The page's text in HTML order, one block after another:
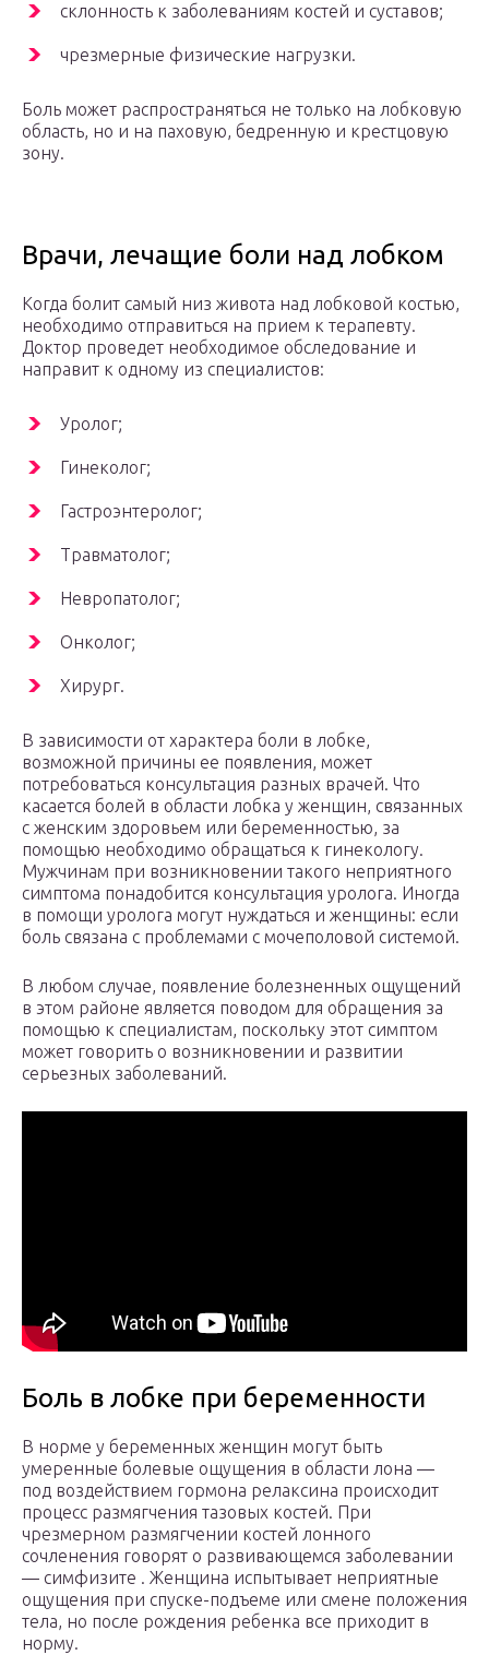
склонность к заболеваниям костей и суставов;
чрезмерные физические нагрузки.
Боль может распространяться не только на лобковую
область, но и на паховую, бедренную и крестцовую
зону.
Врачи, лечащие боли над лобком
Когда болит самый низ живота над лобковой костью,
необходимо отправиться на прием к терапевту.
Доктор проведет необходимое обследование и
направит к одному из специалистов:
Уролог;
Гинеколог;
Гастроэнтеролог;
Травматолог;
Невропатолог;
Онколог;
Хирург.
В зависимости от характера боли в лобке,
возможной причины ее появления, может
потребоваться консультация разных врачей. Что
касается болей в области лобка у женщин, связанных
с женским здоровьем или беременностью, за
помощью необходимо обращаться к гинекологу.
Мужчинам при возникновении такого неприятного
симптома понадобится консультация уролога. Иногда
в помощи уролога могут нуждаться и женщины: если
боль связана с проблемами с мочеполовой системой.
В любом случае, появление болезненных ощущений
в этом районе является поводом для обращения за
помощью к специалистам, поскольку этот симптом
может говорить о возникновении и развитии
серьезных заболеваний.
Боль в лобке при беременности
В норме у беременных женщин могут быть
умеренные болевые ощущения в области лона —
под воздействием гормона релаксина происходит
процесс размягчения тазовых костей. При
чрезмерном размягчении костей лонного
сочленения говорят о развивающемся заболевании
— симфизите . Женщина испытывает неприятные
ощущения при спуске-подъеме или смене положения
тела, но после рождения ребенка все приходит в
норму.